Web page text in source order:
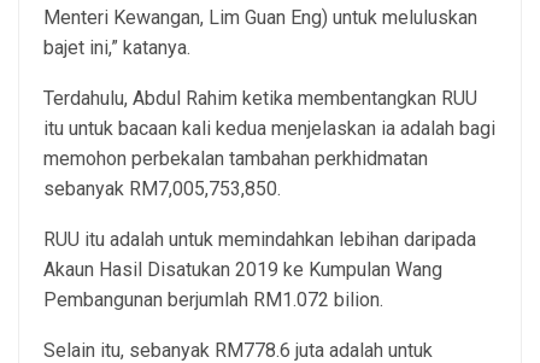
Menteri Kewangan, Lim Guan Eng) untuk meluluskan
bajet ini,” katanya.
Terdahulu, Abdul Rahim ketika membentangkan RUU
itu untuk bacaan kali kedua menjelaskan ia adalah bagi
memohon perbekalan tambahan perkhidmatan
sebanyak RM7,005,753,850.
RUU itu adalah untuk memindahkan lebihan daripada
Akaun Hasil Disatukan 2019 ke Kumpulan Wang
Pembangunan berjumlah RM1.072 bilion.
Selain itu, sebanyak RM778.6 juta adalah untuk